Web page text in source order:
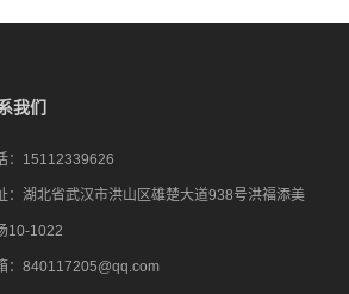
我们
： 15112339626
： 湖北省武汉市洪山区雄楚大道938号洪福添美
10-1022
： 840117205@qq.com